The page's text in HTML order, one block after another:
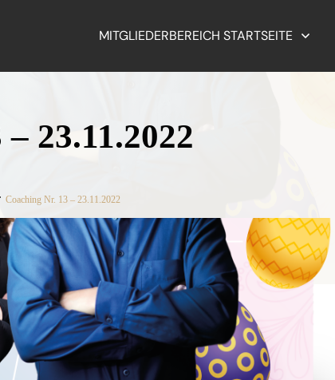
MITGLIEDERBEREICH STARTSEITE
23.11.2022
Coaching Nr. 13 – 23.11.2022